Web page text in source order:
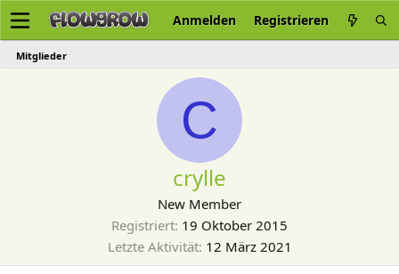
Anmelden Registrieren
Mitglieder
C
crylle
New Member
Registriert 19 Oktober 2015
Letzte Aktivität 12 März 2021